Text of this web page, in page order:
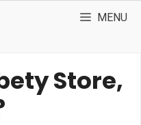
MENU
Store,